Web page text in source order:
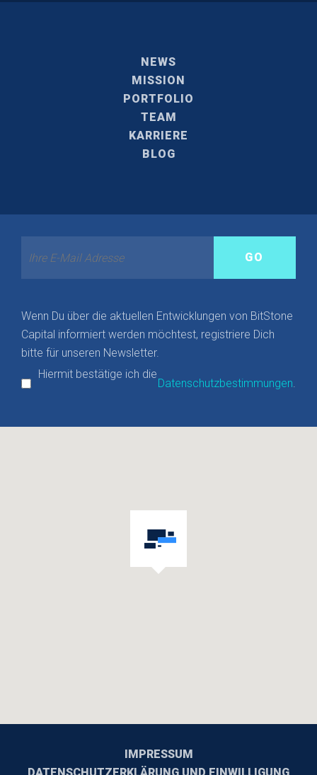
NEWS
MISSION
PORTFOLIO
TEAM
KARRIERE
BLOG
Wenn Du über die aktuellen Entwicklungen von BitStone
Capital informiert werden möchtest, registriere Dich
bitte für unseren Newsletter.
Hiermit bestätige ich die
Datenschutzbestimmungen.
IMPRESSUM